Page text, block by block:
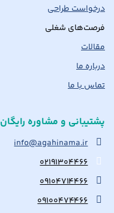
درخواست طراحی
فرصت‌های شغلی
مقالات
درباره ما
تماس با ما
پشتیبانی و مشاوره رایگان
info@agahinama.ir
۰۲۱۹۱۳۰۴۴۶۶
۰۹۱۰۴۷۱۴۴۶۶
۰۹۱۰۰۴۷۴۴۶۶